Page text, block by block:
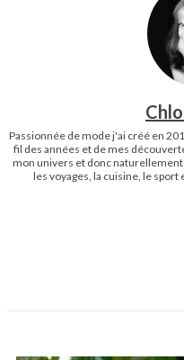
Passionnée de mode j'ai créé en
fil des années et de mes
mon univers et donc naturellement
les voyages, la cuisine, le sport